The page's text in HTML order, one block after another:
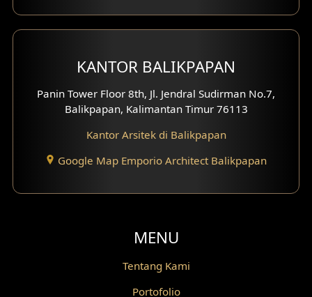
Fasad Rumah Villa Bali
Desain Split Level
Desain Wallpanel
Desain Wallpaper
Desain Backyard
Desain Grill Kayu
Desain Railing
KANTOR BALIKPAPAN
Panin Tower Floor 8th, Jl. Jendral Sudirman No.7,
Balikpapan, Kalimantan Timur 76113
Kantor Arsitek di Balikpapan
Google Map Emporio Architect Balikpapan
MENU
Tentang Kami
Portofolio